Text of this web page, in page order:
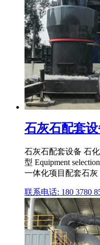
石灰石配套
石灰石配套设备 石
型 Equipment
一体化项目配套石灰
联系电话: 180 3780